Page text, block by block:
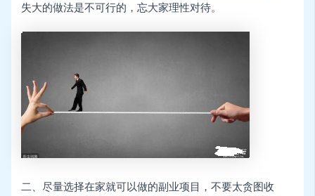
失大的做法是不可行的，忘大家理性对待。
二、尽量选择在家就可以做的副业项目，不要太贪图收